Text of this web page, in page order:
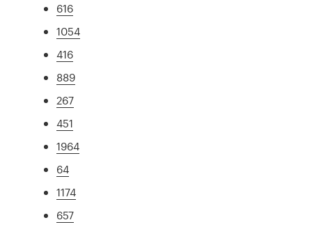
616
1054
416
889
267
451
1964
64
1174
657